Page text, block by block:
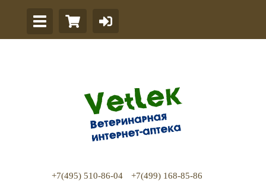
+7(495) 510-86-04
+7(499) 168-85-86